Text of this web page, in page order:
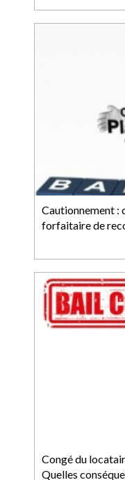
Cautionnement :
forfaitaire de
Congé du
Quelles